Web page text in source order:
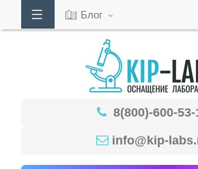
Блог
8(800)-600-53-
info@kip-